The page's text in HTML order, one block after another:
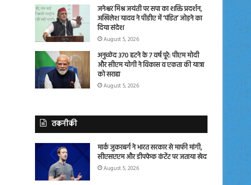
जनेश्वर मिश्र जयंती पर सपा का शक्ति प्रदर्शन,
अखिलेश यादव ने पीडीए में ‘पंडित’ जोड़ने का
दिया संदेश
August 5, 2026
अनुच्छेद 370 हटने के 7 वर्ष पूरे: पीएम मोदी
और सीएम योगी ने विकास व एकता की यात्रा
को सराहा
August 5, 2026
तकनीकी
मार्क जुकरबर्ग ने भारत सरकार से माफी मांगी,
सीएसएएम और डीपफेक कंटेंट पर जताया खेद
August 5, 2026